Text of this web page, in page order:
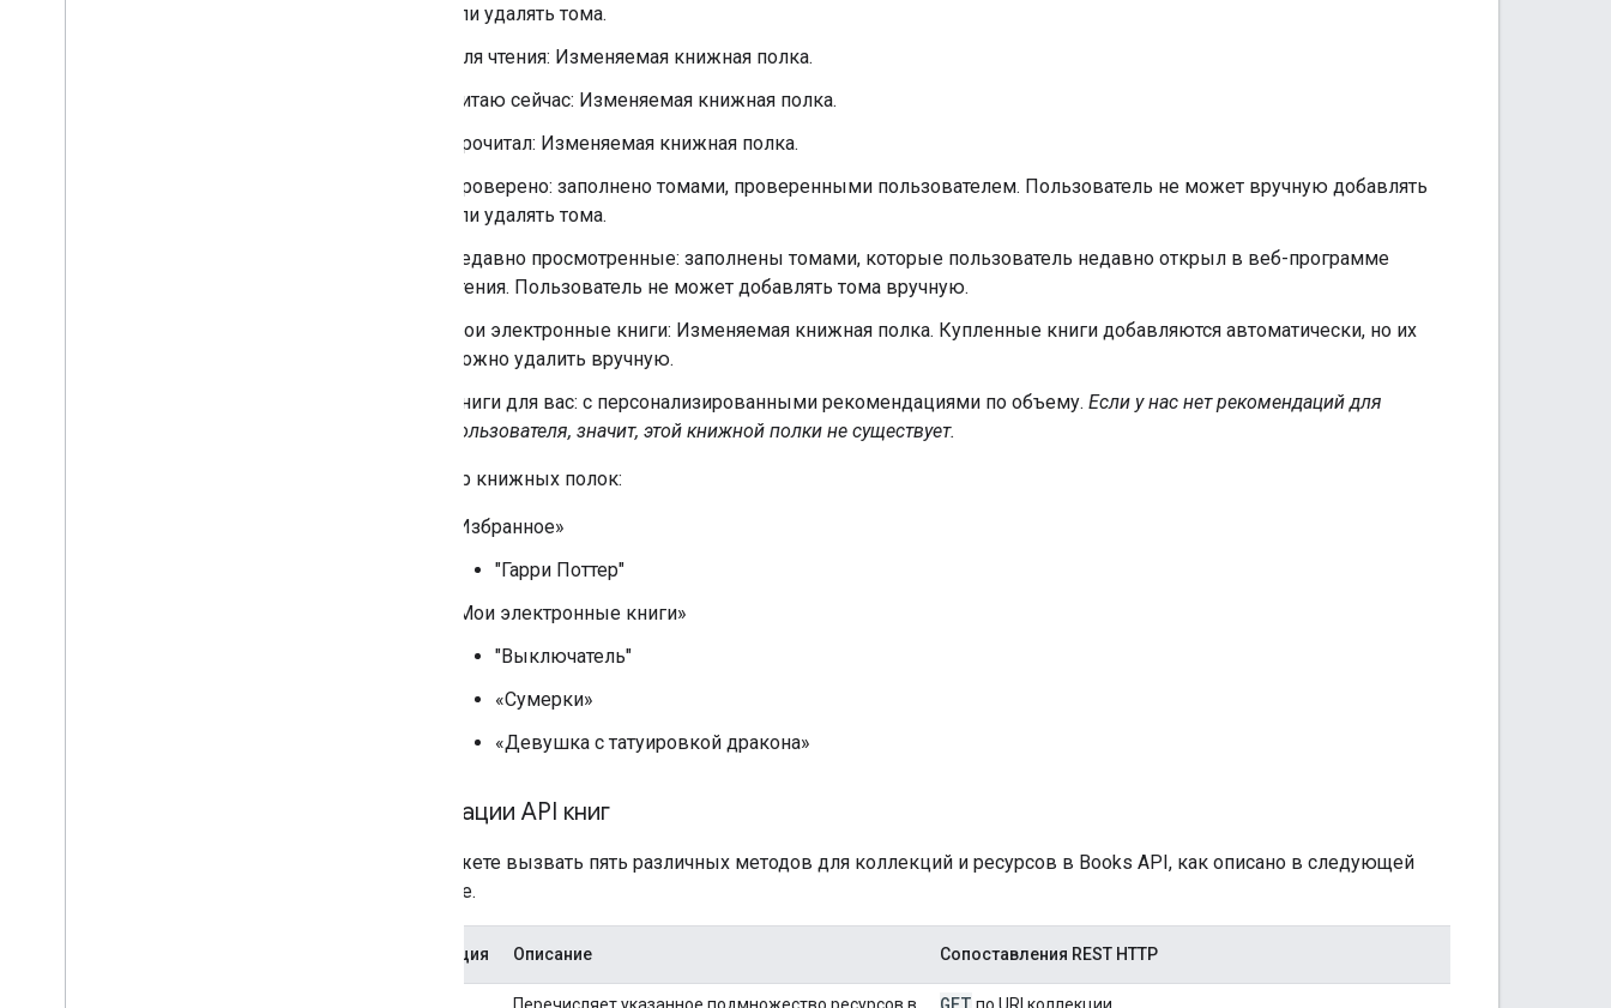
или удалять тома.
Для чтения: Изменяемая книжная полка.
Читаю сейчас: Изменяемая книжная полка.
Прочитал: Изменяемая книжная полка.
Проверено: заполнено томами, проверенными пользователем. Пользователь не может вручную добавлять
или удалять тома.
Недавно просмотренные: заполнены томами, которые пользователь недавно открыл в веб-программе
чтения. Пользователь не может добавлять тома вручную.
Мои электронные книги: Изменяемая книжная полка. Купленные книги добавляются автоматически, но их
можно удалить вручную.
Книги для вас: с персонализированными рекомендациями по объему. Если у нас нет рекомендаций для
пользователя, значит, этой книжной полки не существует.
Пример книжных полок:
«Избранное»
"Гарри Поттер"
«Мои электронные книги»
"Выключатель"
«Сумерки»
«Девушка с татуировкой дракона»
Операции API книг
Вы можете вызвать пять различных методов для коллекций и ресурсов в Books API, как описано в следующей
таблице.
Операция Описание Сопоставления REST HTTP